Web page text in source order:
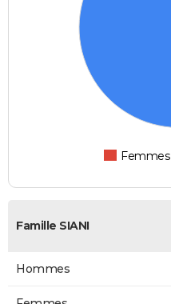
Femmes
Famille SIANI
Hommes